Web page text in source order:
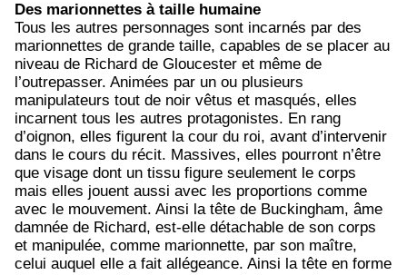
Des marionnettes à taille humaine
Tous les autres personnages sont incarnés par des
marionnettes de grande taille, capables de se placer au
niveau de Richard de Gloucester et même de
l’outrepasser. Animées par un ou plusieurs
manipulateurs tout de noir vêtus et masqués, elles
incarnent tous les autres protagonistes. En rang
d’oignon, elles figurent la cour du roi, avant d’intervenir
dans le cours du récit. Massives, elles pourront n’être
que visage dont un tissu figure seulement le corps
mais elles jouent aussi avec les proportions comme
avec le mouvement. Ainsi la tête de Buckingham, âme
damnée de Richard, est-elle détachable de son corps
et manipulée, comme marionnette, par son maître,
celui auquel elle a fait allégeance. Ainsi la tête en forme